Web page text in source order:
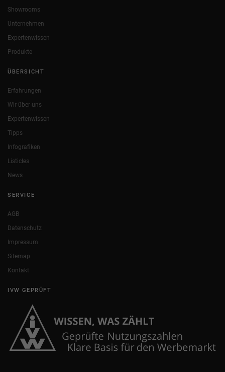
Showrooms
Unternehmen
Expertenwissen
Produkte
ÜBERSICHT
Erfahrungen
Wir über uns
Expertenwissen
Tipps
Infografiken
Listicles
News
SERVICE
AGB
Datenschutz
Impressum
Sitemap
Kontakt
IVW GEPRÜFT